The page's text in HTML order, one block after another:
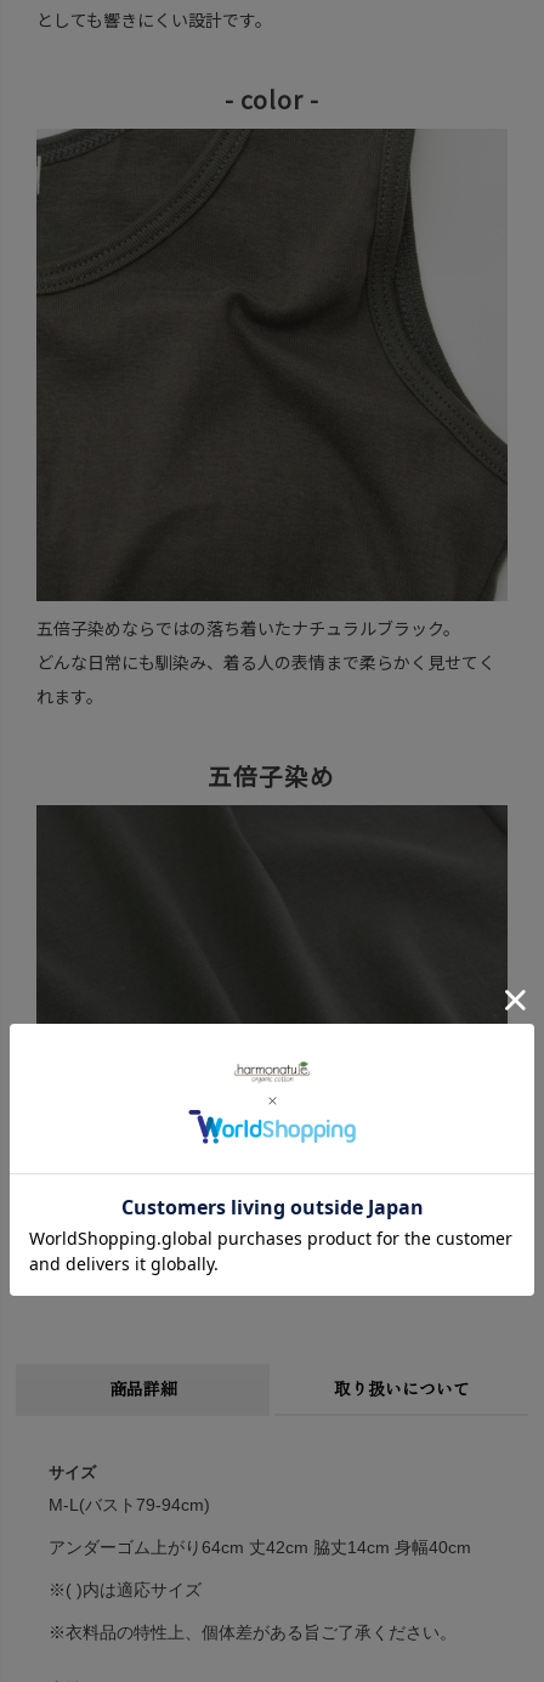
としても響きにくい設計です。
- color -
五倍子染めならではの落ち着いたナチュラルブラック。
どんな日常にも馴染み、着る人の表情まで柔らかく見せてく
れます。
五倍子染め
商品詳細 取り扱いについて
サイズ
M-L(バスト79-94cm)
アンダーゴム上がり64cm 丈42cm 脇丈14cm 身幅40cm
※( )内は適応サイズ
※衣料品の特性上、個体差がある旨ご了承ください。